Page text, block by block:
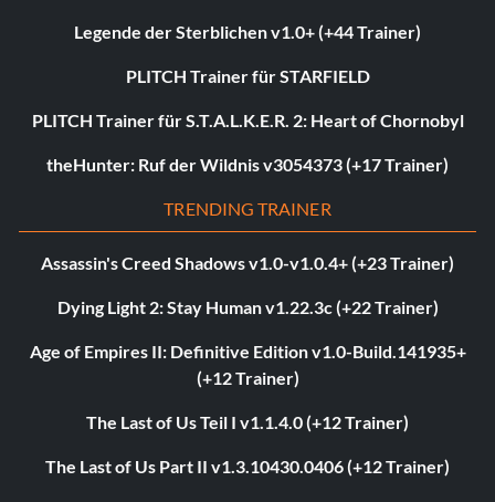
Legende der Sterblichen v1.0+ (+44 Trainer)
PLITCH Trainer für STARFIELD
PLITCH Trainer für S.T.A.L.K.E.R. 2: Heart of Chornobyl
theHunter: Ruf der Wildnis v3054373 (+17 Trainer)
TRENDING TRAINER
Assassin's Creed Shadows v1.0-v1.0.4+ (+23 Trainer)
Dying Light 2: Stay Human v1.22.3c (+22 Trainer)
Age of Empires II: Definitive Edition v1.0-Build.141935+
(+12 Trainer)
The Last of Us Teil I v1.1.4.0 (+12 Trainer)
The Last of Us Part II v1.3.10430.0406 (+12 Trainer)